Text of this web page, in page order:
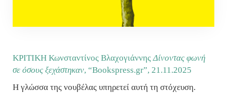
ΚΡΙΤΙΚΗ Κωνσταντίνος ΒλαχογιάννηςΔίνοντας φωνή
σε όσους ξεχάστηκαν, “Bookspress.gr”, 21.11.2025
Η γλώσσα της νουβέλας υπηρετεί αυτή τη στόχευση.